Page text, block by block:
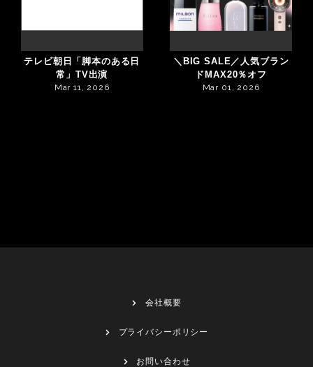
テレビ朝日「脚本のある日
常」TV出演
Mar 11, 2026
＼BIG SALE／人気ブラン
ドMAX20％オフ
Mar 01, 2026
会社概要
プライバシーポリシー
お問い合わせ